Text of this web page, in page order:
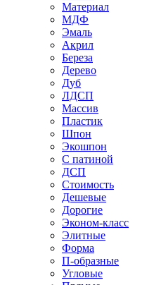
Материал
МДФ
Эмаль
Акрил
Береза
Дерево
Дуб
ЛДСП
Массив
Пластик
Шпон
Экошпон
С патиной
ДСП
Стоимость
Дешевые
Дорогие
Эконом-класс
Элитные
Форма
П-образные
Угловые